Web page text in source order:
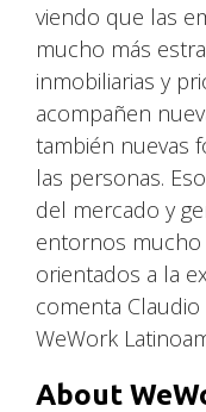
viendo que las
mucho más
inmobiliarias y
acompañen
también nuevas
las personas.
del mercado y
entornos mucho
orientados a la
comenta
WeWork
About